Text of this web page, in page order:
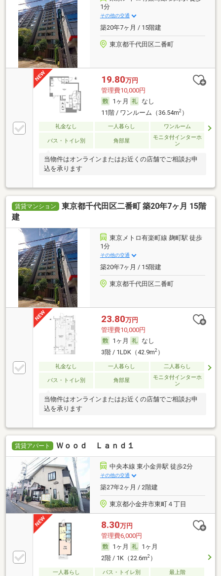
1分
その他の交通
築20年7ヶ月 / 15階建
東京都千代田区二番町
19.80万円
管理費10,000円
1ヶ月
なし
11階 / ワンルーム（36.54m2）
礼金なし 一人暮らし ワンルーム
バス・トイレ別 角部屋
モニタ付インターホ
ン
当物件はオンラインまたはお近くの店舗でご相談お申
込を承ります
賃貸マンション
東京都千代田区二番町 築20年7ヶ月 15階
建
東京メトロ有楽町線 麹町駅 徒歩
1分
その他の交通
築20年7ヶ月 / 15階建
東京都千代田区二番町
23.80万円
管理費10,000円
1ヶ月
なし
3階 / 1LDK（42.9m2）
礼金なし 一人暮らし 二人暮らし
バス・トイレ別 角部屋
モニタ付インターホ
ン
当物件はオンラインまたはお近くの店舗でご相談お申
込を承ります
賃貸アパート Ｗｏｏｄ Ｌａｎｄ１
中央本線 東小金井駅 徒歩2分
その他の交通
築27年2ヶ月 / 2階建
東京都小金井市東町４丁目
8.30万円
管理費6,000円
1ヶ月
1ヶ月
2階 / 1K（22.6m2）
一人暮らし バス・トイレ別
最上階